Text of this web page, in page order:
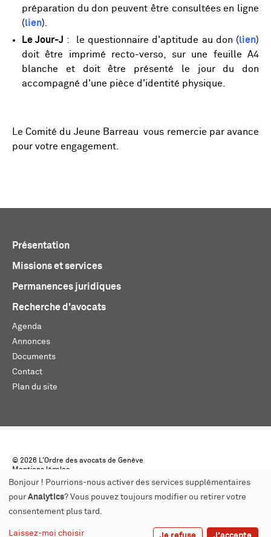
préparation du don peuvent être consultées en ligne
(lien).
Le Jour-J : le questionnaire d'aptitude au don (lien)
doit être imprimé recto-verso, sur une feuille A4
blanche et doit être présenté le jour du don
accompagné d'une pièce d'identité physique.
Le Comité du Jeune Barreau vous remercie par avance
pour votre engagement.
Présentation
Missions et services
Permanences juridiques
Recherche d'avocats
Agenda
Annonces
Documents
Contact
Plan du site
© 2026 L'Ordre des avocats de Genève
Mentions légales
Créé par monoloco
Bonjour ! Pourrions-nous activer des services supplémentaires
pour Analytics? Vous pouvez toujours modifier ou retirer votre
consentement plus tard.
Laissez-moi choisir